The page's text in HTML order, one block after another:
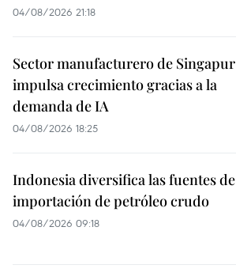
04/08/2026 21:18
Sector manufacturero de Singapur
impulsa crecimiento gracias a la
demanda de IA
04/08/2026 18:25
Indonesia diversifica las fuentes de
importación de petróleo crudo
04/08/2026 09:18